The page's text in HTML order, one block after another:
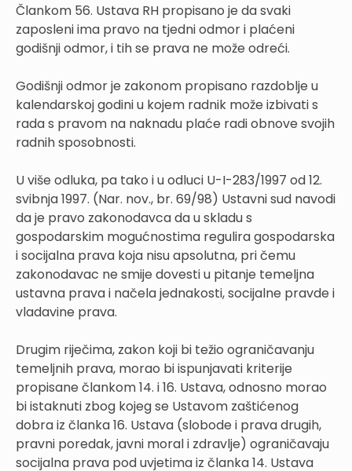
Člankom 56. Ustava RH propisano je da svaki
zaposleni ima pravo na tjedni odmor i plaćeni
godišnji odmor, i tih se prava ne može odreći.
Godišnji odmor je zakonom propisano razdoblje u
kalendarskoj godini u kojem radnik može izbivati s
rada s pravom na naknadu plaće radi obnove svojih
radnih sposobnosti.
U više odluka, pa tako i u odluci U-I-283/1997 od 12.
svibnja 1997. (Nar. nov., br. 69/98) Ustavni sud navodi
da je pravo zakonodavca da u skladu s
gospodarskim mogućnostima regulira gospodarska
i socijalna prava koja nisu apsolutna, pri čemu
zakonodavac ne smije dovesti u pitanje temeljna
ustavna prava i načela jednakosti, socijalne pravde i
vladavine prava.
Drugim riječima, zakon koji bi težio ograničavanju
temeljnih prava, morao bi ispunjavati kriterije
propisane člankom 14. i 16. Ustava, odnosno morao
bi istaknuti zbog kojeg se Ustavom zaštićenog
dobra iz članka 16. Ustava (slobode i prava drugih,
pravni poredak, javni moral i zdravlje) ograničavaju
socijalna prava pod uvjetima iz članka 14. Ustava